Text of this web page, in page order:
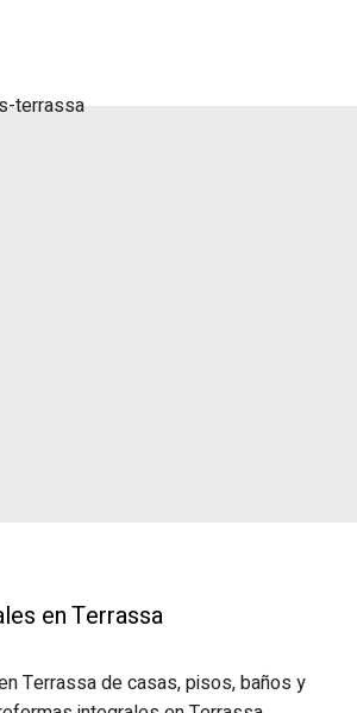
en Terrassa
Terrassa de casas, pisos, baños y